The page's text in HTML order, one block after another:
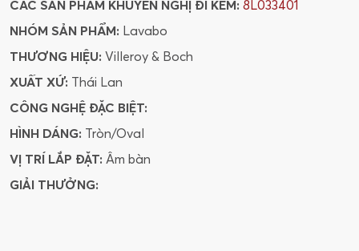
CÁC SẢN PHẨM KHUYẾN NGHỊ ĐI KÈM: 8L033401
NHÓM SẢN PHẨM: Lavabo
THƯƠNG HIỆU: Villeroy & Boch
XUẤT XỨ: Thái Lan
CÔNG NGHỆ ĐẶC BIỆT:
HÌNH DÁNG: Tròn/Oval
VỊ TRÍ LẮP ĐẶT: Âm bàn
GIẢI THƯỞNG: